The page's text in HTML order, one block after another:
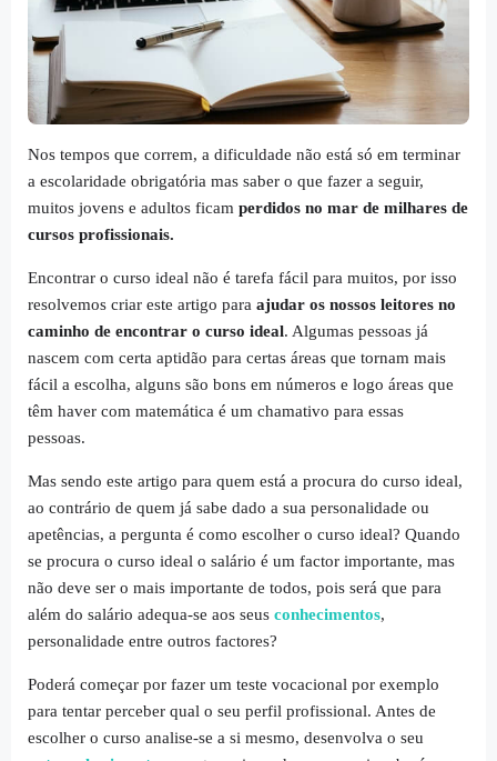
Nos tempos que correm, a dificuldade não está só em terminar
a escolaridade obrigatória mas saber o que fazer a seguir,
muitos jovens e adultos ficam perdidos no mar de milhares de
cursos profissionais.
Encontrar o curso ideal não é tarefa fácil para muitos, por isso
resolvemos criar este artigo para ajudar os nossos leitores no
caminho de encontrar o curso ideal. Algumas pessoas já
nascem com certa aptidão para certas áreas que tornam mais
fácil a escolha, alguns são bons em números e logo áreas que
têm haver com matemática é um chamativo para essas
pessoas.
Mas sendo este artigo para quem está a procura do curso ideal,
ao contrário de quem já sabe dado a sua personalidade ou
apetências, a pergunta é como escolher o curso ideal? Quando
se procura o curso ideal o salário é um factor importante, mas
não deve ser o mais importante de todos, pois será que para
além do salário adequa-se aos seus conhecimentos,
personalidade entre outros factores?
Poderá começar por fazer um teste vocacional por exemplo
para tentar perceber qual o seu perfil profissional. Antes de
escolher o curso analise-se a si mesmo, desenvolva o seu